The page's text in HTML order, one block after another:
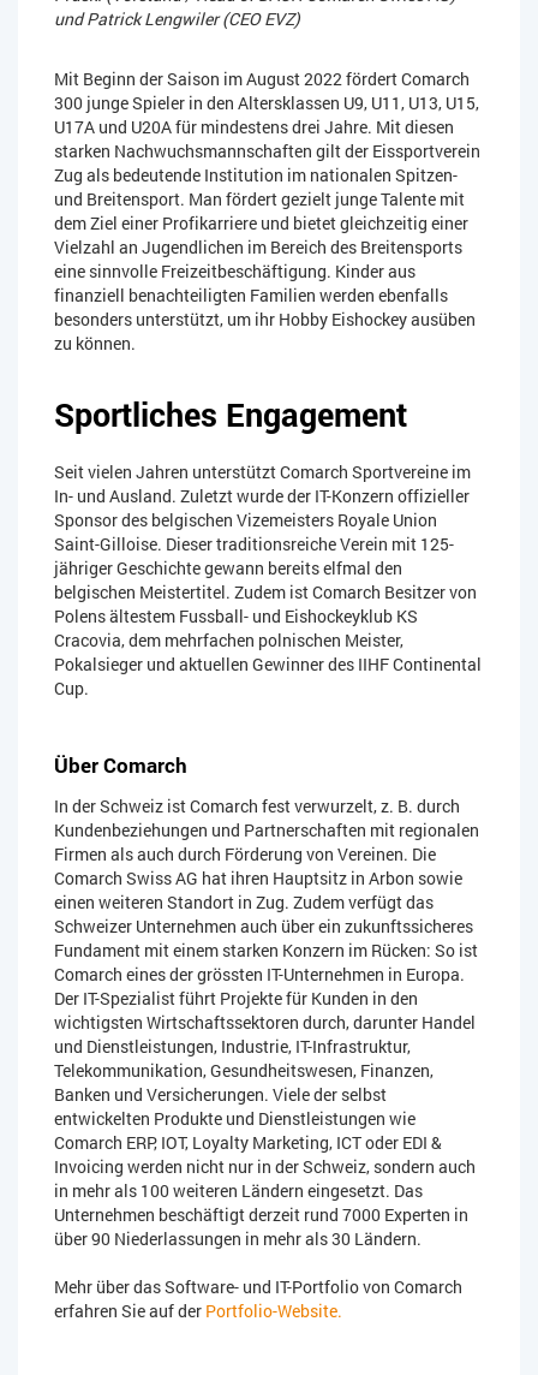
und Patrick Lengwiler (CEO EVZ)
Mit Beginn der Saison im August 2022 fördert Comarch
300 junge Spieler in den Altersklassen U9, U11, U13, U15,
U17A und U20A für mindestens drei Jahre. Mit diesen
starken Nachwuchsmannschaften gilt der Eissportverein
Zug als bedeutende Institution im nationalen Spitzen-
und Breitensport. Man fördert gezielt junge Talente mit
dem Ziel einer Profikarriere und bietet gleichzeitig einer
Vielzahl an Jugendlichen im Bereich des Breitensports
eine sinnvolle Freizeitbeschäftigung. Kinder aus
finanziell benachteiligten Familien werden ebenfalls
besonders unterstützt, um ihr Hobby Eishockey ausüben
zu können.
Sportliches Engagement
Seit vielen Jahren unterstützt Comarch Sportvereine im
In- und Ausland. Zuletzt wurde der IT-Konzern offizieller
Sponsor des belgischen Vizemeisters Royale Union
Saint-Gilloise. Dieser traditionsreiche Verein mit 125-
jähriger Geschichte gewann bereits elfmal den
belgischen Meistertitel. Zudem ist Comarch Besitzer von
Polens ältestem Fussball- und Eishockeyklub KS
Cracovia, dem mehrfachen polnischen Meister,
Pokalsieger und aktuellen Gewinner des IIHF Continental
Cup.
Über Comarch
In der Schweiz ist Comarch fest verwurzelt, z. B. durch
Kundenbeziehungen und Partnerschaften mit regionalen
Firmen als auch durch Förderung von Vereinen. Die
Comarch Swiss AG hat ihren Hauptsitz in Arbon sowie
einen weiteren Standort in Zug. Zudem verfügt das
Schweizer Unternehmen auch über ein zukunftssicheres
Fundament mit einem starken Konzern im Rücken: So ist
Comarch eines der grössten IT-Unternehmen in Europa.
Der IT-Spezialist führt Projekte für Kunden in den
wichtigsten Wirtschaftssektoren durch, darunter Handel
und Dienstleistungen, Industrie, IT-Infrastruktur,
Telekommunikation, Gesundheitswesen, Finanzen,
Banken und Versicherungen. Viele der selbst
entwickelten Produkte und Dienstleistungen wie
Comarch ERP, IOT, Loyalty Marketing, ICT oder EDI &
Invoicing werden nicht nur in der Schweiz, sondern auch
in mehr als 100 weiteren Ländern eingesetzt. Das
Unternehmen beschäftigt derzeit rund 7000 Experten in
über 90 Niederlassungen in mehr als 30 Ländern.
Mehr über das Software- und IT-Portfolio von Comarch
erfahren Sie auf der Portfolio-Website.